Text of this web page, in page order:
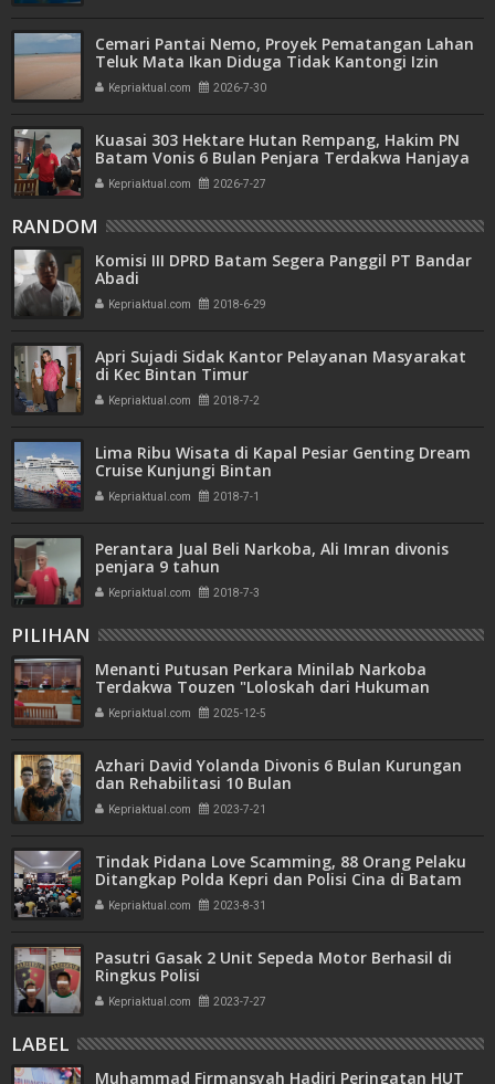
Cemari Pantai Nemo, Proyek Pematangan Lahan
Teluk Mata Ikan Diduga Tidak Kantongi Izin
Amdal
Kepriaktual.com 2026-7-30
Kuasai 303 Hektare Hutan Rempang, Hakim PN
Batam Vonis 6 Bulan Penjara Terdakwa Hanjaya
Kepriaktual.com 2026-7-27
RANDOM
Komisi III DPRD Batam Segera Panggil PT Bandar
Abadi
Kepriaktual.com 2018-6-29
Apri Sujadi Sidak Kantor Pelayanan Masyarakat
di Kec Bintan Timur
Kepriaktual.com 2018-7-2
Lima Ribu Wisata di Kapal Pesiar Genting Dream
Cruise Kunjungi Bintan
Kepriaktual.com 2018-7-1
Perantara Jual Beli Narkoba, Ali Imran divonis
penjara 9 tahun
Kepriaktual.com 2018-7-3
PILIHAN
Menanti Putusan Perkara Minilab Narkoba
Terdakwa Touzen "Loloskah dari Hukuman
Seumur Hidup atau Mati"
Kepriaktual.com 2025-12-5
Azhari David Yolanda Divonis 6 Bulan Kurungan
dan Rehabilitasi 10 Bulan
Kepriaktual.com 2023-7-21
Tindak Pidana Love Scamming, 88 Orang Pelaku
Ditangkap Polda Kepri dan Polisi Cina di Batam
Kepriaktual.com 2023-8-31
Pasutri Gasak 2 Unit Sepeda Motor Berhasil di
Ringkus Polisi
Kepriaktual.com 2023-7-27
LABEL
Muhammad Firmansyah Hadiri Peringatan HUT